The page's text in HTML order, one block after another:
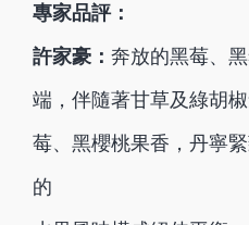
專家品評：
許家豪： 奔放的黑莓、
端，伴隨著甘草及綠胡
莓、黑櫻桃果香，丹寧
的